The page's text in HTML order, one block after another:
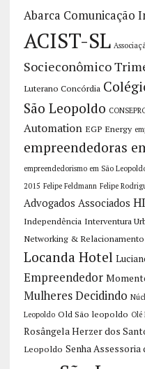
Abarca Comunicação
ACIST-SL
Socieconômico
Luterano Concórdia
São Leopoldo
Automation EGP Energy
empreendedoras
empreendedorismo em São
2015 Felipe Feldmann Felipe
Advogados Associados
Independência Interventura
Networking & Relacionamento
Locanda Hotel
Empreendedor
Mulheres Decidindo
Leopoldo Old São leopoldo Olé
Rosângela Herzer dos
Leopoldo Senha